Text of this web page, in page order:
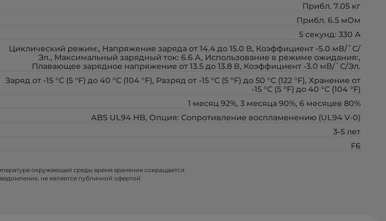
Прибл. 7.05 кг
Прибл. 6.5 мОм
5 секунд: 330 А
Циклический режим:, Напряжение заряда от 14.4 до 15.0 В, Коэффициент -5.0 мВ/˚С/
Эл., Максимальный зарядный ток: 6.6 А, Использование в режиме ожидания:,
Плавающее зарядное напряжение от 13.5 до 13.8 В, Коэффициент -3.0 мВ/˚С/Эл.
Заряд от -15 °С (5 °F) до 40 °С (104 °F), Разряд от -15 °С (5 °F) до 50 °С (122 °F), Хранение от
-15 °С (5 °F) до 40 °С (104 °F)
1 месяц 92%, 3 месяца 90%, 6 месяцев 80%
ABS UL94 HB, Опция: Сопротивление воспламенению (UL94 V-0)
3-5 лет
F6
окружающей среды время хранения сокращается
не является публичной офертой